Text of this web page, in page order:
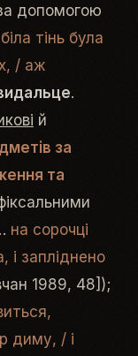
допомогою
біла тінь була
/ аж
.
й
за
та
на сорочці
і запліднено
1989, 48]);
диму, / і